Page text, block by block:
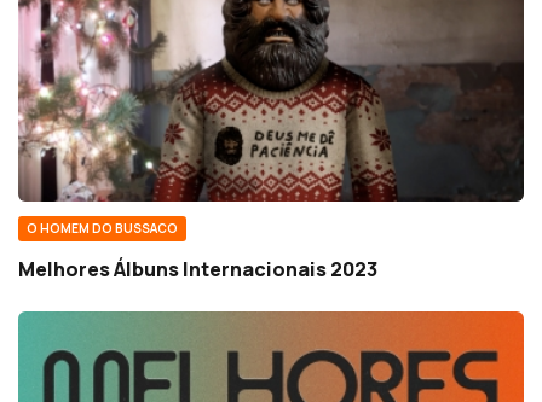
O HOMEM DO BUSSACO
Melhores Álbuns Internacionais 2023